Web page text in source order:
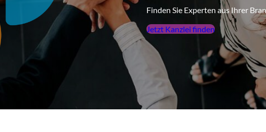
Finden Sie Experten aus Ihrer
Jetzt Kanzlei finden